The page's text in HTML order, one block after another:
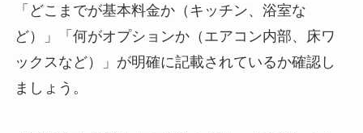
「どこまでが基本料金か（キッチン、浴室な
ど）」「何がオプションか（エアコン内部、床ワ
ックスなど）」が明確に記載されているか確認し
ましょう。